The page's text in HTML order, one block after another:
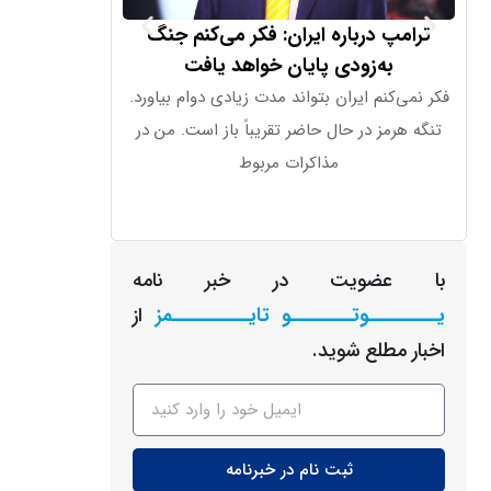
ترامپ درباره ایران: فکر می‌کنم جنگ
به‌زودی پایان خواهد یافت
فکر نمی‌کنم ایران بتواند مدت زیادی دوام بیاورد.
تنگه هرمز در حال حاضر تقریباً باز است. من در
مذاکرات مربوط
با عضویت در خبر نامه
یـــــــــوتــــــــو تایــــــــــمز از
اخبار مطلع شوید.
ثبت نام در خبرنامه